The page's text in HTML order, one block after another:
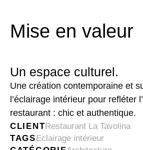
Mise en valeur
Un espace culturel.
Une création contemporaine et
l’éclairage intérieur pour refléter
restaurant : chic et authentique.
CLIENTRestaurant La Tavolina
TAGSEclairage intérieur